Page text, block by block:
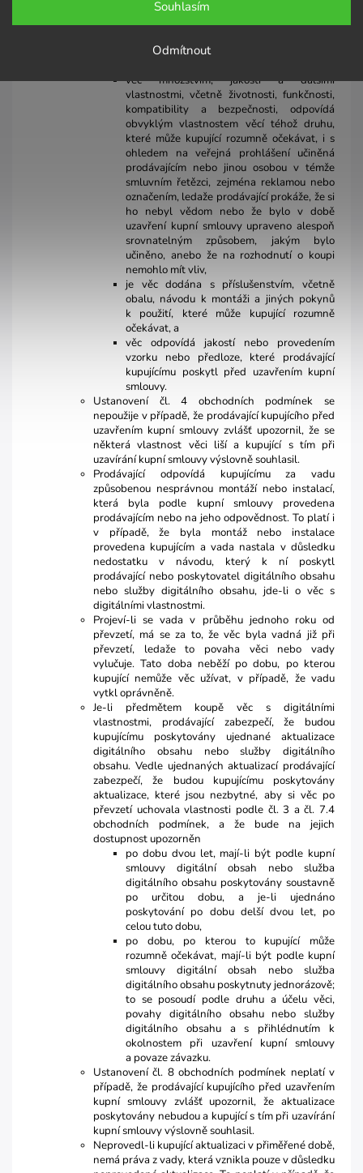
Odmítnout
Souhlasím
je věc vhodná k účelu, k němuž se věc
tohoto druhu obvykle používá, i s ohledem
technické normy nebo kodexy chování
věc množstvím, jakostí a dalšími
vlastnostmi, včetně životnosti, funkčnosti,
kompatibility a bezpečnosti, odpovídá
obvyklým vlastnostem věcí téhož druhu,
které může kupující rozumně očekávat, i s
ohledem na veřejná prohlášení učiněná
prodávajícím nebo jinou osobou v témže
smluvním řetězci, zejména reklamou nebo
označením, ledaže prodávající prokáže, že si
ho nebyl vědom nebo že bylo v době
uzavření kupní smlouvy upraveno alespoň
srovnatelným způsobem, jakým bylo
učiněno, anebo že na rozhodnutí o koupi
nemohlo mít vliv,
je věc dodána s příslušenstvím, včetně
obalu, návodu k montáži a jiných pokynů
k použití, které může kupující rozumně
očekávat, a
věc odpovídá jakostí nebo provedením
vzorku nebo předloze, které prodávající
kupujícímu poskytl před uzavřením kupní
smlouvy.
Ustanovení čl. 4 obchodních podmínek se
nepoužije v případě, že prodávající kupujícího před
uzavřením kupní smlouvy zvlášť upozornil, že se
některá vlastnost věci liší a kupující s tím při
uzavírání kupní smlouvy výslovně souhlasil.
Prodávající odpovídá kupujícímu za vadu
způsobenou nesprávnou montáží nebo instalací,
která byla podle kupní smlouvy provedena
prodávajícím nebo na jeho odpovědnost. To platí i
v případě, že byla montáž nebo instalace
provedena kupujícím a vada nastala v důsledku
nedostatku v návodu, který k ní poskytl
prodávající nebo poskytovatel digitálního obsahu
nebo služby digitálního obsahu, jde-li o věc s
digitálními vlastnostmi.
Projeví-li se vada v průběhu jednoho roku od
převzetí, má se za to, že věc byla vadná již při
převzetí, ledaže to povaha věci nebo vady
vylučuje. Tato doba neběží po dobu, po kterou
kupující nemůže věc užívat, v případě, že vadu
vytkl oprávněně.
Je-li předmětem koupě věc s digitálními
vlastnostmi, prodávající zabezpečí, že budou
kupujícímu poskytovány ujednané aktualizace
digitálního obsahu nebo služby digitálního
obsahu. Vedle ujednaných aktualizací prodávající
zabezpečí, že budou kupujícímu poskytovány
aktualizace, které jsou nezbytné, aby si věc po
převzetí uchovala vlastnosti podle čl. 3 a čl. 7.4
obchodních podmínek, a že bude na jejich
dostupnost upozorněn
po dobu dvou let, mají-li být podle kupní
smlouvy digitální obsah nebo služba
digitálního obsahu poskytovány soustavně
po určitou dobu, a je-li ujednáno
poskytování po dobu delší dvou let, po
celou tuto dobu,
po dobu, po kterou to kupující může
rozumně očekávat, mají-li být podle kupní
smlouvy digitální obsah nebo služba
digitálního obsahu poskytnuty jednorázově;
to se posoudí podle druhu a účelu věci,
povahy digitálního obsahu nebo služby
digitálního obsahu a s přihlédnutím k
okolnostem při uzavření kupní smlouvy
a povaze závazku.
Ustanovení čl. 8 obchodních podmínek neplatí v
případě, že prodávající kupujícího před uzavřením
kupní smlouvy zvlášť upozornil, že aktualizace
poskytovány nebudou a kupující s tím při uzavírání
kupní smlouvy výslovně souhlasil.
Neprovedl-li kupující aktualizaci v přiměřené době,
nemá práva z vady, která vznikla pouze v důsledku